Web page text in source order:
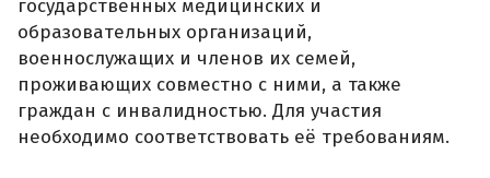
государственных медицинских и
образовательных организаций,
военнослужащих и членов их семей,
проживающих совместно с ними, а также
граждан с инвалидностью. Для участия
необходимо соответствовать её требованиям.